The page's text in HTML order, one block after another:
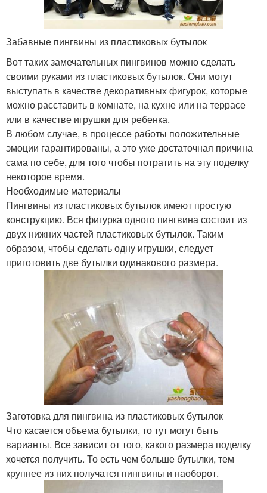
Забавные пингвины из пластиковых бутылок
Вот таких замечательных пингвинов можно сделать
своими руками из пластиковых бутылок. Они могут
выступать в качестве декоративных фигурок, которые
можно расставить в комнате, на кухне или на террасе
или в качестве игрушки для ребенка.
В любом случае, в процессе работы положительные
эмоции гарантированы, а это уже достаточная причина
сама по себе, для того чтобы потратить на эту поделку
некоторое время.
Необходимые материалы
Пингвины из пластиковых бутылок имеют простую
конструкцию. Вся фигурка одного пингвина состоит из
двух нижних частей пластиковых бутылок. Таким
образом, чтобы сделать одну игрушки, следует
приготовить две бутылки одинакового размера.
Заготовка для пингвина из пластиковых бутылок
Что касается объема бутылки, то тут могут быть
варианты. Все зависит от того, какого размера поделку
хочется получить. То есть чем больше бутылки, тем
крупнее из них получатся пингвины и наоборот.